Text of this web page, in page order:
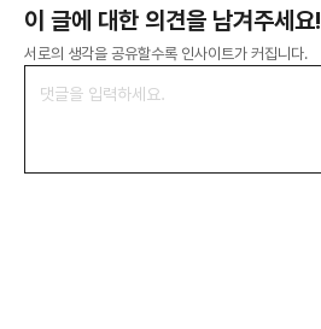
이 글에 대한 의견을 남겨주세요!
서로의 생각을 공유할수록 인사이트가 커집니다.